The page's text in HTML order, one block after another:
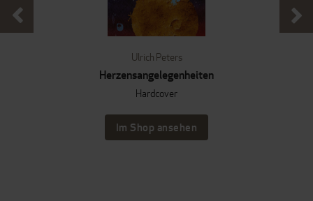
Ulrich Peters
Herzensangelegenheiten
Hardcover
Im Shop ansehen